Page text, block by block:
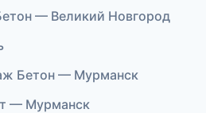
— Великий Новгород
Бетон — Мурманск
— Мурманск